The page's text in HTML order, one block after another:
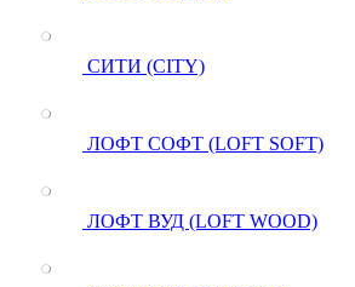
СИТИ (CITY)
ЛОФТ СОФТ (LOFT SOFT)
ЛОФТ ВУД (LOFT WOOD)